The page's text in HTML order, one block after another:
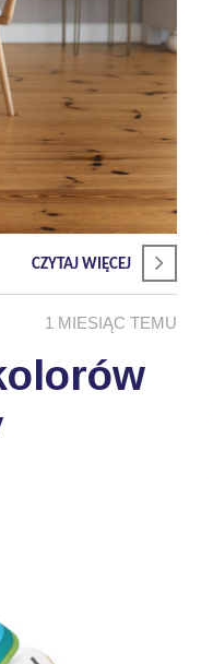
CZYTAJ WIĘCEJ
1 MIESIĄC TEMU